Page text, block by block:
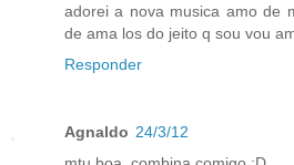
adorei a nova musica amo de
de ama los do jeito q sou vou
Responder
Agnaldo 24/3/12